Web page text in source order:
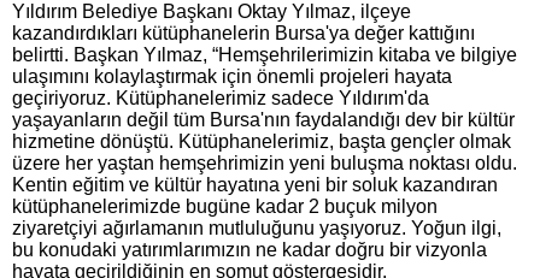
Yıldırım Belediye Başkanı Oktay Yılmaz, ilçeye
kazandırdıkları kütüphanelerin Bursa'ya değer kattığını
belirtti. Başkan Yılmaz, “Hemşehrilerimizin kitaba ve bilgiye
ulaşımını kolaylaştırmak için önemli projeleri hayata
geçiriyoruz. Kütüphanelerimiz sadece Yıldırım'da
yaşayanların değil tüm Bursa'nın faydalandığı dev bir kültür
hizmetine dönüştü. Kütüphanelerimiz, başta gençler olmak
üzere her yaştan hemşehrimizin yeni buluşma noktası oldu.
Kentin eğitim ve kültür hayatına yeni bir soluk kazandıran
kütüphanelerimizde bugüne kadar 2 buçuk milyon
ziyaretçiyi ağırlamanın mutluluğunu yaşıyoruz. Yoğun ilgi,
bu konudaki yatırımlarımızın ne kadar doğru bir vizyonla
hayata geçirildiğinin en somut göstergesidir.